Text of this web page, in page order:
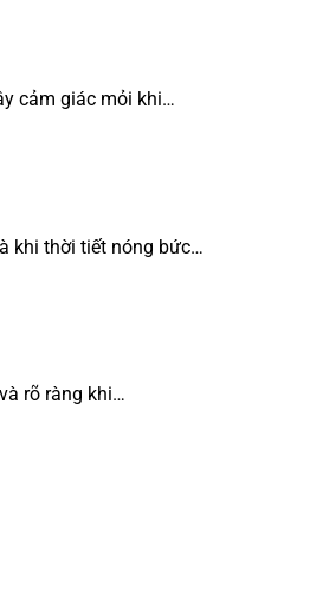
cảm giác mỏi khi…
khi thời tiết nóng bức…
rõ ràng khi…